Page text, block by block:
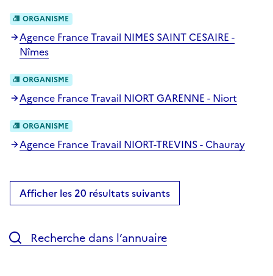
ORGANISME
Agence France Travail NIMES SAINT CESAIRE -
Nîmes
ORGANISME
Agence France Travail NIORT GARENNE - Niort
ORGANISME
Agence France Travail NIORT-TREVINS - Chauray
Afficher les 20 résultats suivants
Recherche dans l’annuaire